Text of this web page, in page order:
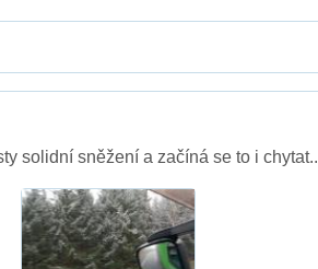
solidní sněžení a začíná se to i chytat..